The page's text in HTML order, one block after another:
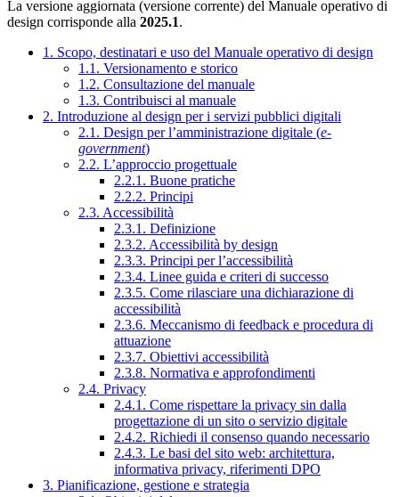
La versione aggiornata (versione corrente) del Manuale operativo di
design corrisponde alla 2025.1.
1. Scopo, destinatari e uso del Manuale operativo di design
1.1. Versionamento e storico
1.2. Consultazione del manuale
1.3. Contribuisci al manuale
2. Introduzione al design per i servizi pubblici digitali
2.1. Design per l’amministrazione digitale (e-
government)
2.2. L’approccio progettuale
2.2.1. Buone pratiche
2.2.2. Principi
2.3. Accessibilità
2.3.1. Definizione
2.3.2. Accessibilità by design
2.3.3. Principi per l’accessibilità
2.3.4. Linee guida e criteri di successo
2.3.5. Come rilasciare una dichiarazione di
accessibilità
2.3.6. Meccanismo di feedback e procedura di
attuazione
2.3.7. Obiettivi accessibilità
2.3.8. Normativa e approfondimenti
2.4. Privacy
2.4.1. Come rispettare la privacy sin dalla
progettazione di un sito o servizio digitale
2.4.2. Richiedi il consenso quando necessario
2.4.3. Le basi del sito web: architettura,
informativa privacy, riferimenti DPO
3. Pianificazione, gestione e strategia